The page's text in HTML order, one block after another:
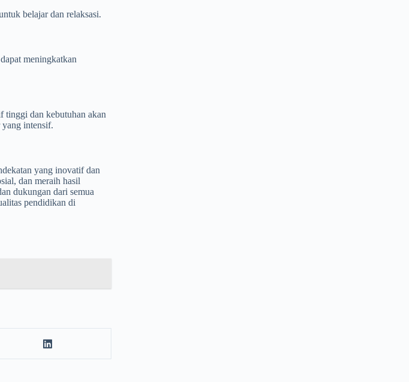
belajar dan relaksasi.
meningkatkan
tinggi dan kebutuhan akan
yang intensif.
yang inovatif dan
dan meraih hasil
dukungan dari semua
pendidikan di